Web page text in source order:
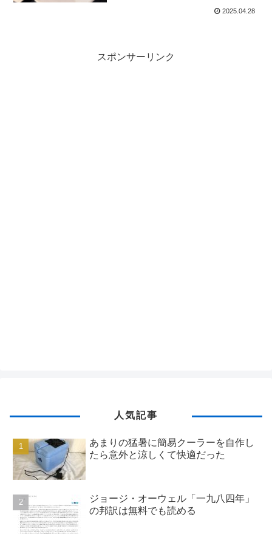
2025.04.28
スポンサーリンク
人気記事
あまりの猛暑に簡易クーラーを自作し
たら意外と涼しくて快適だった
ジョージ・オーウェル「一九八四年」
の邦訳は無料でも読める